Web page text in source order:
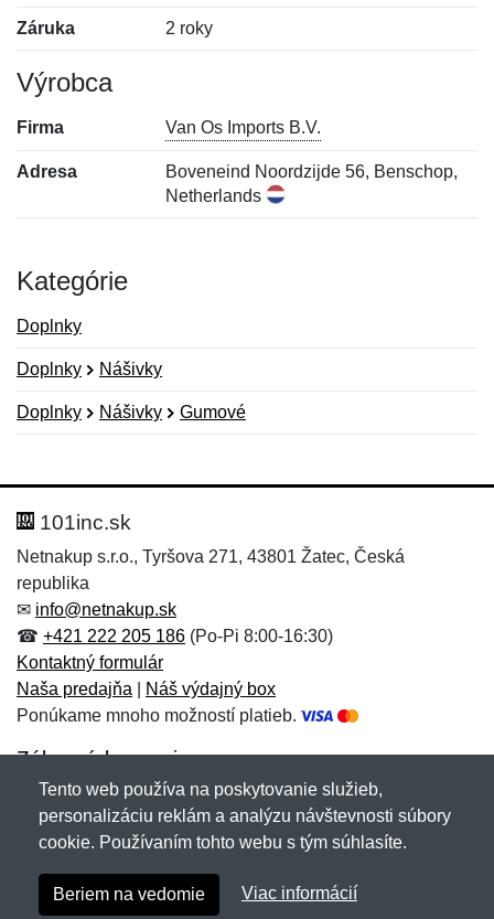
Záruka 2 roky
Výrobca
Firma Van Os Imports B.V.
Adresa
Boveneind Noordzijde 56, Benschop,
Netherlands
Kategórie
Doplnky
Doplnky Nášivky
Doplnky Nášivky Gumové
Hodnotenie:
Meno:*
E-mail:
Správa*
Meno:
E-mail:*
Správa*
101inc.sk
Netnakup s.r.o., Tyršova 271, 43801 Žatec, Česká
republika
✉ info@netnakup.sk
☎ +421 222 205 186 (Po-Pi 8:00-16:30)
Kontaktný formulár
Naša predajňa
Náš výdajný box
Ponúkame mnoho možností platieb.
Zákaznícky servis
Novinky emailom
Copyright © 2007-2026 (19 rokov s vami)Netnakup.sk
NetIQ. Všetky práva vyhradené.
Tento web používa na poskytovanie služieb,
personalizáciu reklám a analýzu návštevnosti súbory
cookie. Používaním tohto webu s tým súhlasíte.
Beriem na vedomie Viac informácií